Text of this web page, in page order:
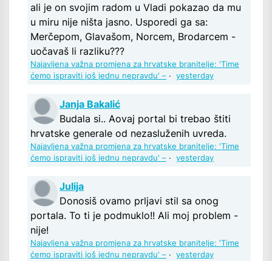
ali je on svojim radom u Vladi pokazao da mu
u miru nije ništa jasno. Usporedi ga sa:
Merčepom, Glavašom, Norcem, Brodarcem -
uočavaš li razliku???
Najavljena važna promjena za hrvatske branitelje: 'Time
ćemo ispraviti još jednu nepravdu' – · yesterday
Janja Bakalić
Budala si.. Aovaj portal bi trebao štiti
hrvatske generale od nezasluženih uvreda.
Najavljena važna promjena za hrvatske branitelje: 'Time
ćemo ispraviti još jednu nepravdu' – · yesterday
Julija
Donosiš ovamo prljavi stil sa onog
portala. To ti je podmuklo!! Ali moj problem -
nije!
Najavljena važna promjena za hrvatske branitelje: 'Time
ćemo ispraviti još jednu nepravdu' – · yesterday